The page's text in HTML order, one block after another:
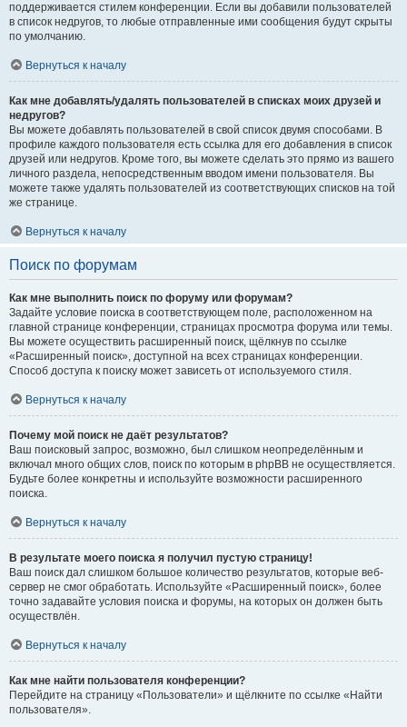
поддерживается стилем конференции. Если вы добавили пользователей
в список недругов, то любые отправленные ими сообщения будут скрыты
по умолчанию.
Вернуться к началу
Как мне добавлять/удалять пользователей в списках моих друзей и
недругов?
Вы можете добавлять пользователей в свой список двумя способами. В
профиле каждого пользователя есть ссылка для его добавления в список
друзей или недругов. Кроме того, вы можете сделать это прямо из вашего
личного раздела, непосредственным вводом имени пользователя. Вы
можете также удалять пользователей из соответствующих списков на той
же странице.
Вернуться к началу
Поиск по форумам
Как мне выполнить поиск по форуму или форумам?
Задайте условие поиска в соответствующем поле, расположенном на
главной странице конференции, страницах просмотра форума или темы.
Вы можете осуществить расширенный поиск, щёлкнув по ссылке
«Расширенный поиск», доступной на всех страницах конференции.
Способ доступа к поиску может зависеть от используемого стиля.
Вернуться к началу
Почему мой поиск не даёт результатов?
Ваш поисковый запрос, возможно, был слишком неопределённым и
включал много общих слов, поиск по которым в phpBB не осуществляется.
Будьте более конкретны и используйте возможности расширенного
поиска.
Вернуться к началу
В результате моего поиска я получил пустую страницу!
Ваш поиск дал слишком большое количество результатов, которые веб-
сервер не смог обработать. Используйте «Расширенный поиск», более
точно задавайте условия поиска и форумы, на которых он должен быть
осуществлён.
Вернуться к началу
Как мне найти пользователя конференции?
Перейдите на страницу «Пользователи» и щёлкните по ссылке «Найти
пользователя».